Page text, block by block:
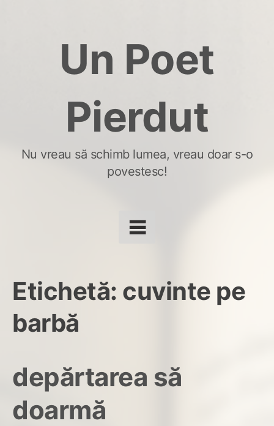
Un Poet
Pierdut
Nu vreau să schimb lumea, vreau doar s-o
povestesc!
Etichetă: cuvinte pe
barbă
depărtarea să
doarmă